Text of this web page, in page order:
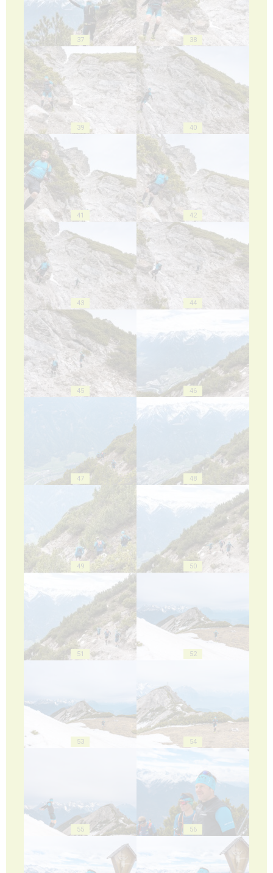
37 38
39 40
41 42
43 44
45 46
47 48
49 50
51 52
53 54
55 56